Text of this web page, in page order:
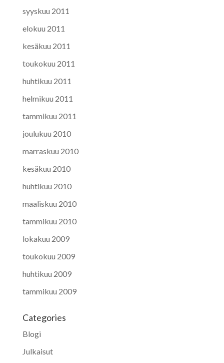
syyskuu 2011
elokuu 2011
kesäkuu 2011
toukokuu 2011
huhtikuu 2011
helmikuu 2011
tammikuu 2011
joulukuu 2010
marraskuu 2010
kesäkuu 2010
huhtikuu 2010
maaliskuu 2010
tammikuu 2010
lokakuu 2009
toukokuu 2009
huhtikuu 2009
tammikuu 2009
Categories
Blogi
Julkaisut